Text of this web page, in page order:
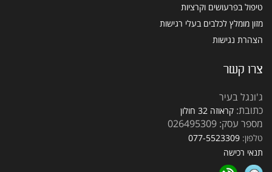
טיפול בפרעושים וקרציות
מזון מומלץ לכלבים בעלי רגישות
הצהרת נגישות
צרו קשר
ג'ונגל בעיר
כתובת: קראוזה 32 חולון
מספר עסק: 026495309
טלפון: 077-5523309
תנאי רכישה